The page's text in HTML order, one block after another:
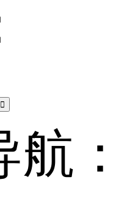
：